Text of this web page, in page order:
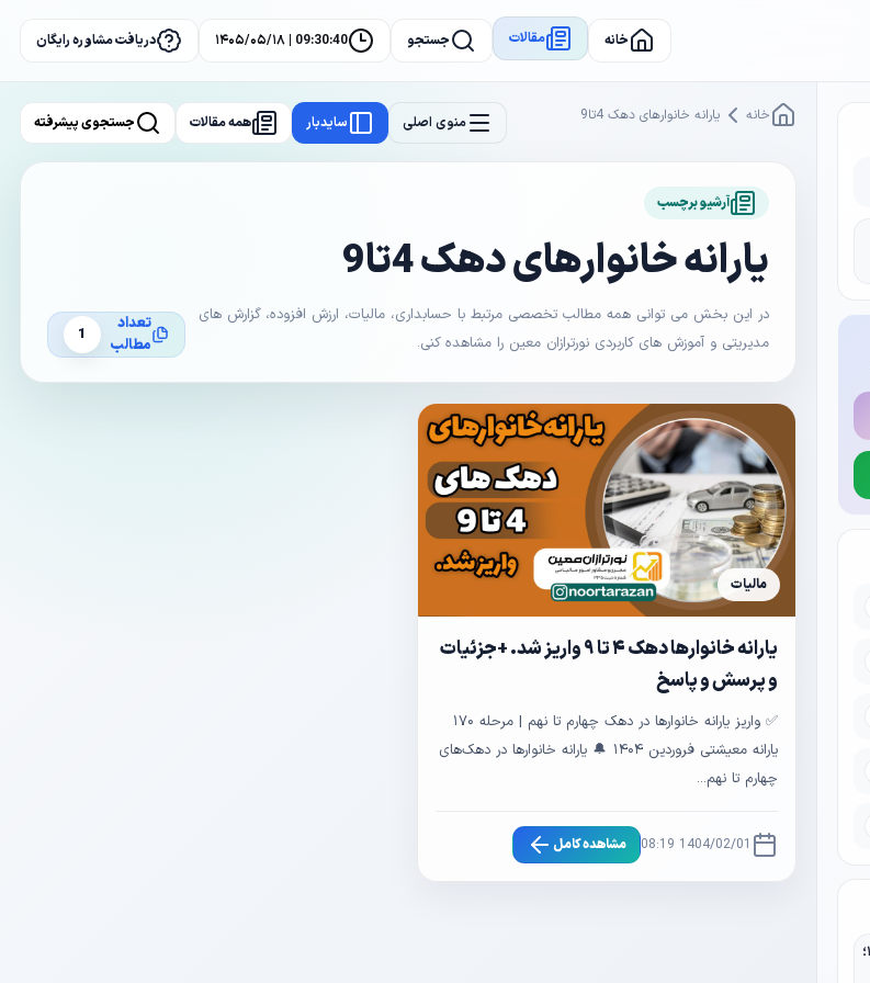
خانه مقالات جستجو 09:30:41 | ۱۴۰۵/۰۵/۱۸ دریافت مشاوره رایگان
مالیات نقل و انتقال ملک تجاری در ۱۴۰۵؛
خانه یارانه خانوارهای دهک 4تا9 منوی اصلی سایدبار همه مقالات جستجوی پیشرفته
آرشیو برچسب
یارانه خانوارهای دهک 4تا9
در این بخش می توانی همه مطالب تخصصی مرتبط با حسابداری، مالیات، ارزش افزوده، گزارش های
مدیریتی و آموزش های کاربردی نورترازان معین را مشاهده کنی.
تعداد
مطالب
1
مالیات
یارانه خانوارها دهک ۴ تا ۹ واریز شد. +جزئیات
و پرسش و پاسخ
✅ واریز یارانه خانوارها در دهک‌ چهارم تا نهم | مرحله ۱۷۰
یارانه معیشتی فروردین ۱۴۰۴ 🔔 یارانه خانوارها در دهک‌های
چهارم تا نهم...
1404/02/01 08:19 مشاهده کامل